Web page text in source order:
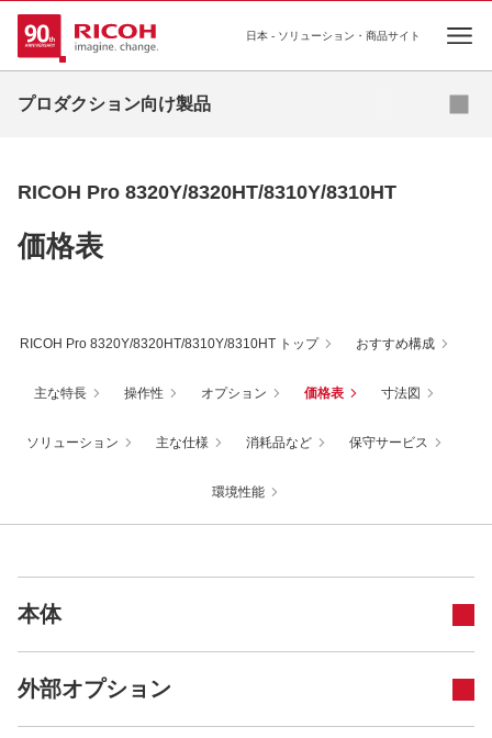
日本 - ソリューション・商品サイト
プロダクション向け製品
オンデマンドプリンティング
プロダクションプリンター向け ソフトウェア
RICOH Pro 8320Y/8320HT/8310Y/8310HT
価格表
RICOH Pro 8320Y/8320HT/8310Y/8310HT トップ おすすめ構成
主な特長 操作性 オプション 価格表 寸法図
ソリューション 主な仕様 消耗品など 保守サービス
環境性能
本体
外部オプション